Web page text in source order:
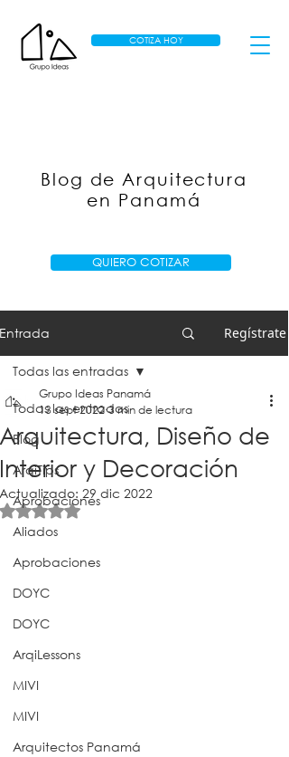
COTIZA HOY
QUIERO COTIZAR
Blog de Arquitectura
en Panamá
Entrada Regístrate
Todas las entradas
Blog
ArqiTips
Aprobaciones
Aliados
Aprobaciones
DOYC
DOYC
ArqiLessons
MIVI
MIVI
Arquitectos Panamá
Todas las entradas
Arquitectura, Diseño de
Interior y Decoración
Grupo Ideas Panamá
13 sept 2022 3 min de lectura
Actualizado: 29 dic 2022
Obtuvo NaN de 5 estrellas.